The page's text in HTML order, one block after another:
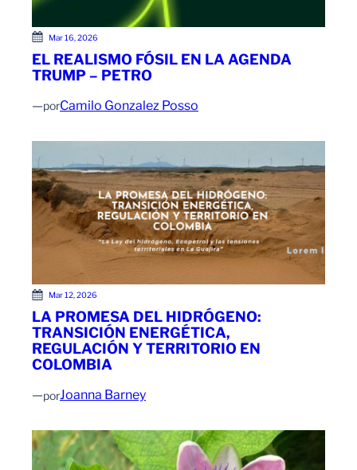
Mar 16, 2026
EL REALISMO FÓSIL EN LA AGENDA
TRUMP – PETRO
—porCamilo Gonzalez Posso
Mar 12, 2026
LA PROMESA DEL HIDRÓGENO:
TRANSICIÓN ENERGÉTICA,
REGULACIÓN Y TERRITORIO EN
COLOMBIA
—porJoanna Barney